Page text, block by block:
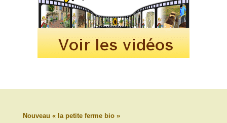
Nouveau « la petite ferme bio »